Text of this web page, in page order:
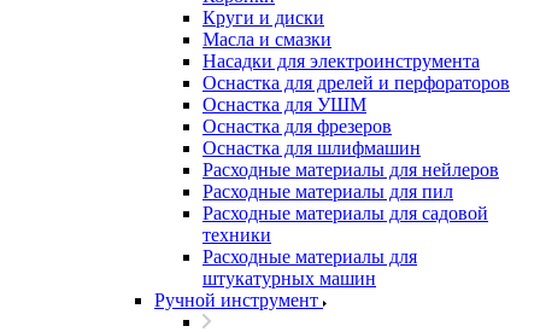
Круги и диски
Масла и смазки
Насадки для электроинструмента
Оснастка для дрелей и перфораторов
Оснастка для УШМ
Оснастка для фрезеров
Оснастка для шлифмашин
Расходные материалы для нейлеров
Расходные материалы для пил
Расходные материалы для садовой
техники
Расходные материалы для
штукатурных машин
Ручной инструмент